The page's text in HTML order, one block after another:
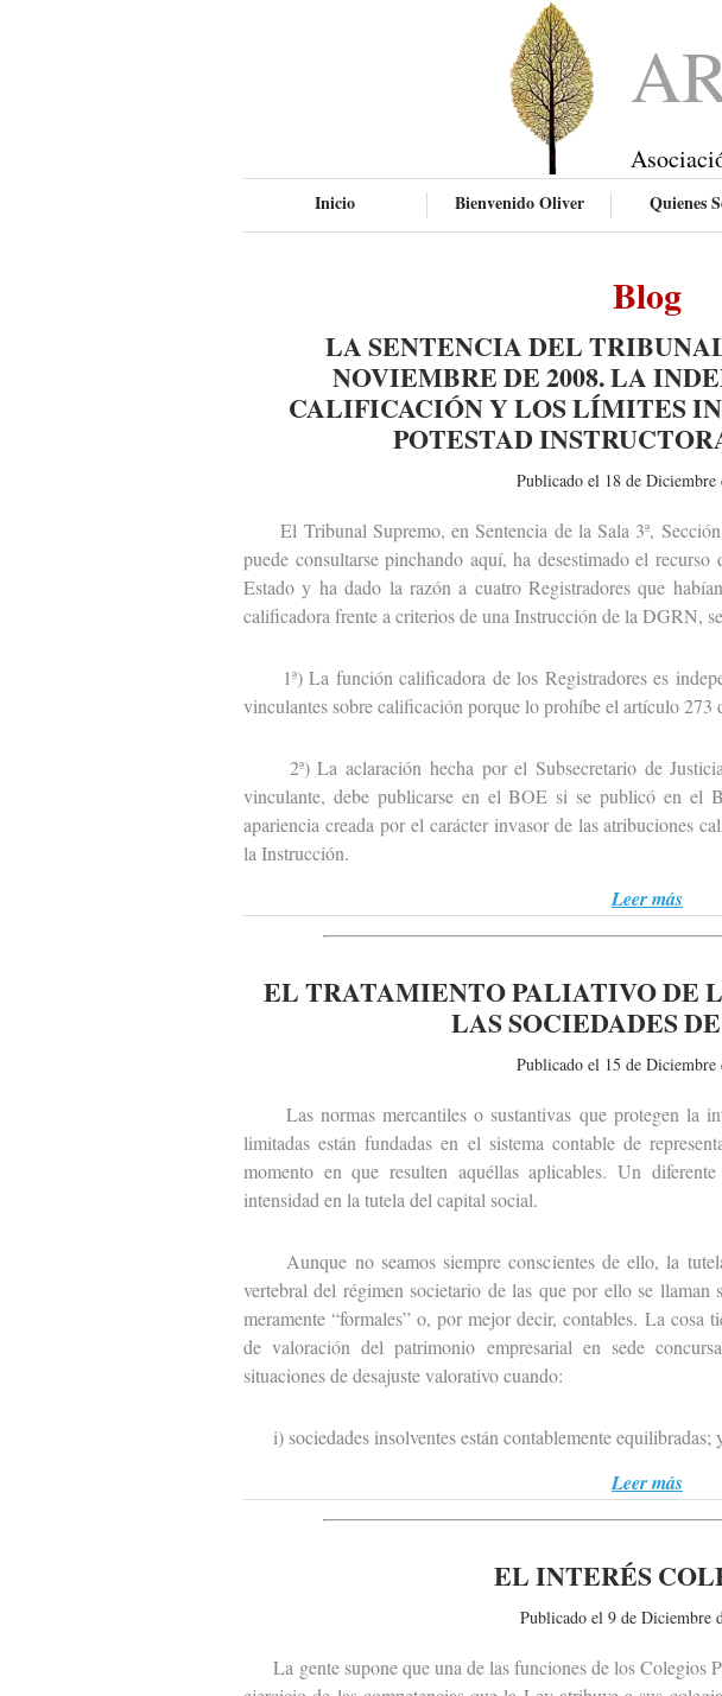
Inicio Bienvenido Oliver Quienes
Blog
LA SENTENCIA DEL
NOVIEMBRE DE 2008. LA
CALIFICACIÓN Y LOS LÍMITES
POTESTAD
Publicado el 18 de Diciembre
El Tribunal Supremo, en Sentencia de la Sala 3ª,
puede consultarse pinchando aquí, ha desestimado el
Estado y ha dado la razón a cuatro Registradores que
calificadora frente a criterios de una Instrucción de la DGRN,
1ª) La función calificadora de los Registradores es
vinculantes sobre calificación porque lo prohíbe el artículo 273
2ª) La aclaración hecha por el Subsecretario de
vinculante, debe publicarse en el BOE si se publicó en el
apariencia creada por el carácter invasor de las atribuciones
la Instrucción.
Leer más
EL TRATAMIENTO PALIATIVO DE
LAS SOCIEDADES
Publicado el 15 de Diciembre
Las normas mercantiles o sustantivas que protegen la
limitadas están fundadas en el sistema contable de
momento en que resulten aquéllas aplicables. Un
intensidad en la tutela del capital social.
Aunque no seamos siempre conscientes de ello, la
vertebral del régimen societario de las que por ello se llaman
meramente “formales” o, por mejor decir, contables. La cosa
de valoración del patrimonio empresarial en sede
situaciones de desajuste valorativo cuando:
i) sociedades insolventes están contablemente equilibradas;
Leer más
EL INTERÉS
Publicado el 9 de Diciembre
La gente supone que una de las funciones de los Colegios